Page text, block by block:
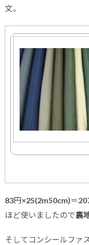
文。
83円×25(2m50cm)＝
ほど使いましたので裏
そしてコンシールファ